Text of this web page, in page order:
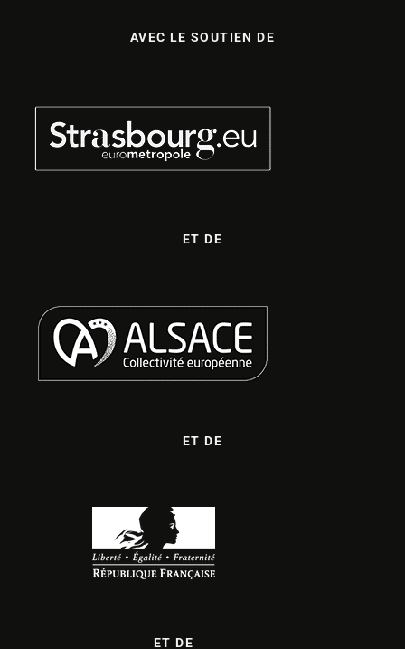
AVEC LE SOUTIEN DE
ET DE
ET DE
ET DE